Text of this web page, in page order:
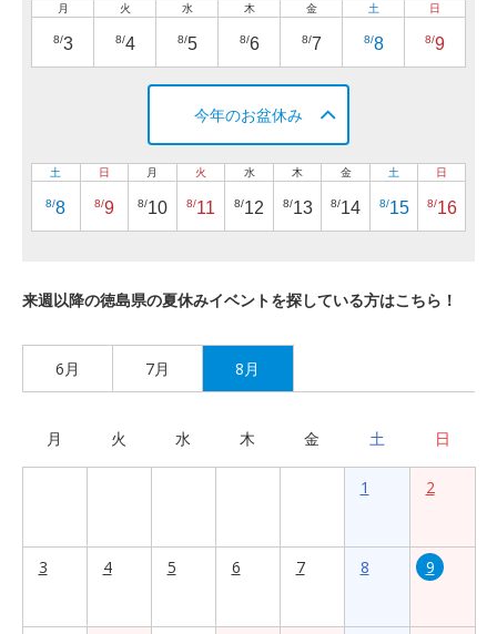
月
8/3
火
8/4
水
8/5
木
8/6
金
8/7
土
8/8
日
8/9
今年のお盆休み
土
8/8
日
8/9
月
8/10
火
8/11
水
8/12
木
8/13
金
8/14
土
8/15
日
8/16
来週以降の徳島県の夏休みイベントを探している方はこちら！
6月 7月 8月
月 火 水 木 金 土 日
1 2
3 4 5 6 7 8 9